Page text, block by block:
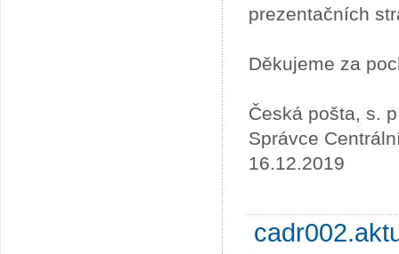
prezentačních
Děkujeme za
Česká pošta, s.
Správce
16.12.2019